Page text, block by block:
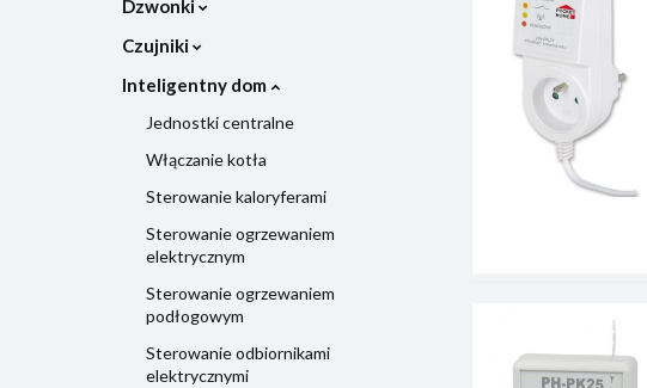
Dzwonki
Czujniki
Inteligentny dom
Jednostki centralne
Włączanie kotła
Sterowanie kaloryferami
Sterowanie ogrzewaniem
elektrycznym
Sterowanie ogrzewaniem
podłogowym
Sterowanie odbiornikami
elektrycznymi